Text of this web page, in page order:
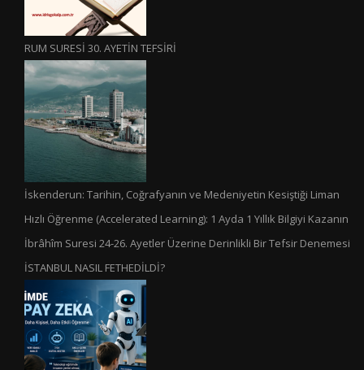
RUM SURESİ 30. AYETİN TEFSİRİ
İskenderun: Tarihin, Coğrafyanın ve Medeniyetin Kesiştiği Liman
Hızlı Öğrenme (Accelerated Learning): 1 Ayda 1 Yıllık Bilgiyi Kazanın
İbrâhîm Suresi 24-26. Ayetler Üzerine Derinlikli Bir Tefsir Denemesi
İSTANBUL NASIL FETHEDİLDİ?